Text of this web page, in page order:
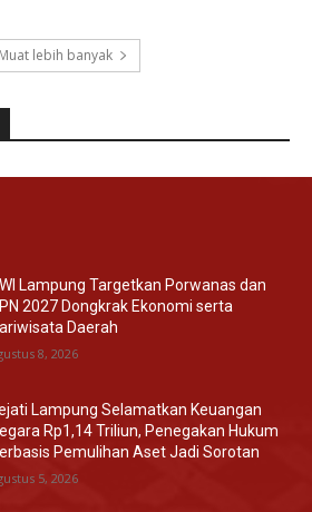
Muat lebih banyak
Lampung Targetkan Porwanas dan
2027 Dongkrak Ekonomi serta
Daerah
8, 2026
Lampung Selamatkan Keuangan
Rp1,14 Triliun, Penegakan Hukum
Pemulihan Aset Jadi Sorotan
5, 2026